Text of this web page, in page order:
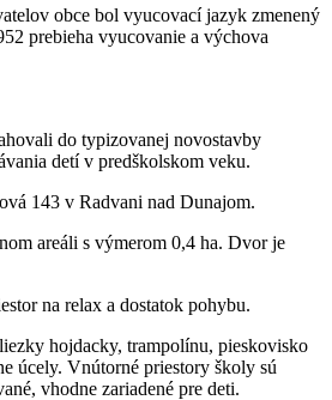
obce bol vyucovací jazyk zmenený
prebieha vyucovanie a výchova
do typizovanej novostavby
detí v predškolskom veku.
143 v Radvani nad Dunajom.
areáli s výmerom 0,4 ha. Dvor je
na relax a dostatok pohybu.
hojdacky, trampolínu, pieskovisko
úcely. Vnútorné priestory školy sú
vhodne zariadené pre deti.